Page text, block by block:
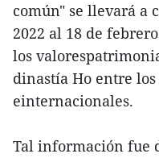
común" se llevará a
2022 al 18 de
los
dinastía Ho entre
einternacionales.
Tal información fue